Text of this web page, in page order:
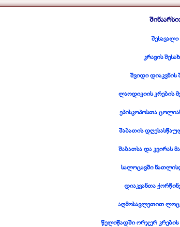
შინაარსი:
შესავალი
კრავის
შვიდი დიაკვნის
ლაოდიკიის კრების
ეპისკოპოსთა
შაბათის
შაბათსა და კვირას
სალოცავში
დიაკვანთა
აღმოსავლეთით
წელიწადში ორჯერ კრების